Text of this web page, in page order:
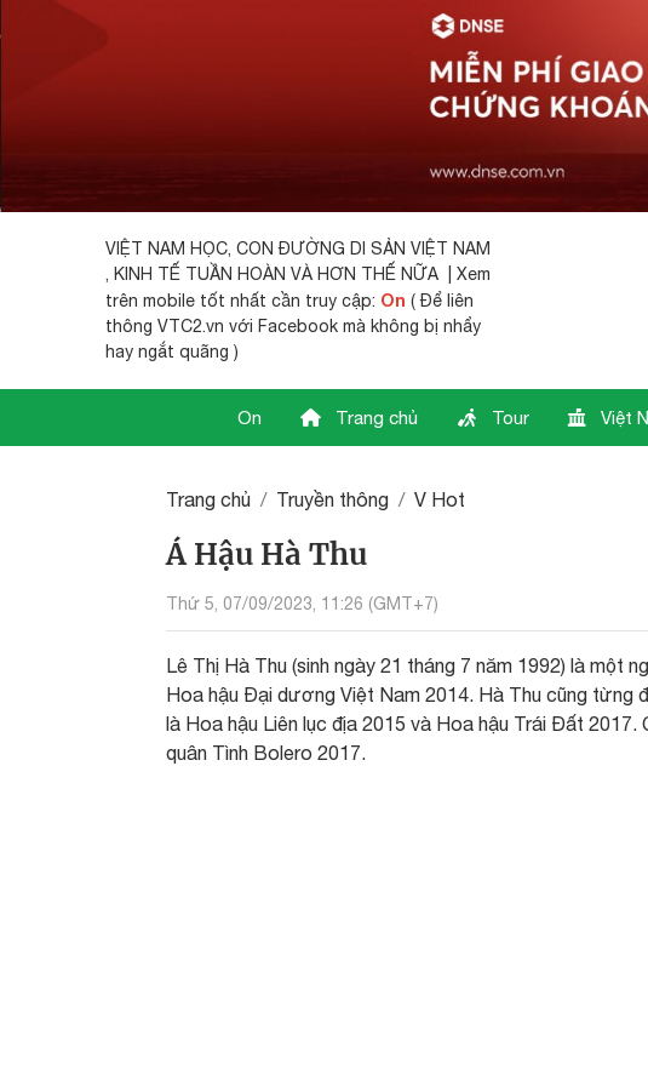
VIỆT NAM HỌC, CON ĐƯỜNG DI SẢN VIỆT NAM
, KINH TẾ TUẦN HOÀN VÀ HƠN THẾ NỮA | Xem
trên mobile tốt nhất cần truy cập: On ( Để liên
thông VTC2.vn với Facebook mà không bị nhẩy
hay ngắt quãng )
On Trang chủ Tour Việt
Trang chủ Truyền thông V Hot
Á Hậu Hà Thu
Thứ 5, 07/09/2023, 11:26 (GMT+7)
Lê Thị Hà Thu (sinh ngày 21 tháng 7 năm 1992) là một
Hoa hậu Đại dương Việt Nam 2014. Hà Thu cũng từng
là Hoa hậu Liên lục địa 2015 và Hoa hậu Trái Đất
quân Tình Bolero 2017.